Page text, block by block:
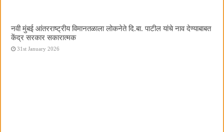
नवी मुंबई आंतरराष्ट्रीय विमानतळाला लोकनेते दि.बा. पाटील यांचे नाव देण्याबाबत
केंद्र सरकार सकारात्मक
31st January 2026